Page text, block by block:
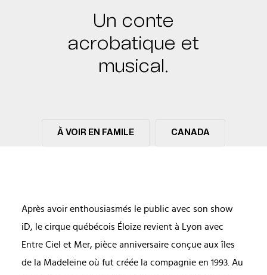
Un conte
acrobatique et
musical.
À VOIR EN FAMILE CANADA
Après avoir enthousiasmés le public avec son show
iD, le cirque québécois Éloize revient à Lyon avec
Entre Ciel et Mer, pièce anniversaire conçue aux îles
de la Madeleine où fut créée la compagnie en 1993. Au